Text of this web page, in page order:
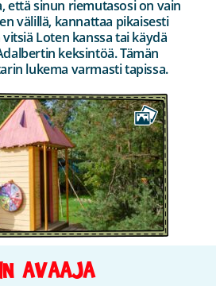
että sinun riemutasosi on vain
välillä, kannattaa pikaisesti
Loten kanssa tai käydä
keksintöä. Tämän
lukema varmasti tapissa.
AVAAJA